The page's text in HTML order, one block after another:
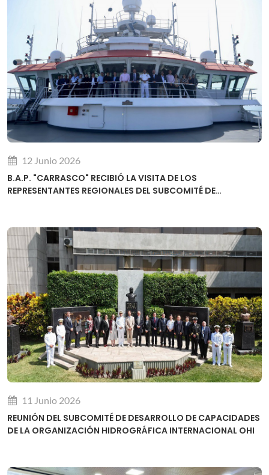
12 Junio 2026
B.A.P. "CARRASCO" RECIBIÓ LA VISITA DE LOS
REPRESENTANTES REGIONALES DEL SUBCOMITÉ DE
11 Junio 2026
REUNIÓN DEL SUBCOMITÉ DE DESARROLLO DE CAPACIDADES
DE LA ORGANIZACIÓN HIDROGRÁFICA INTERNACIONAL OHI